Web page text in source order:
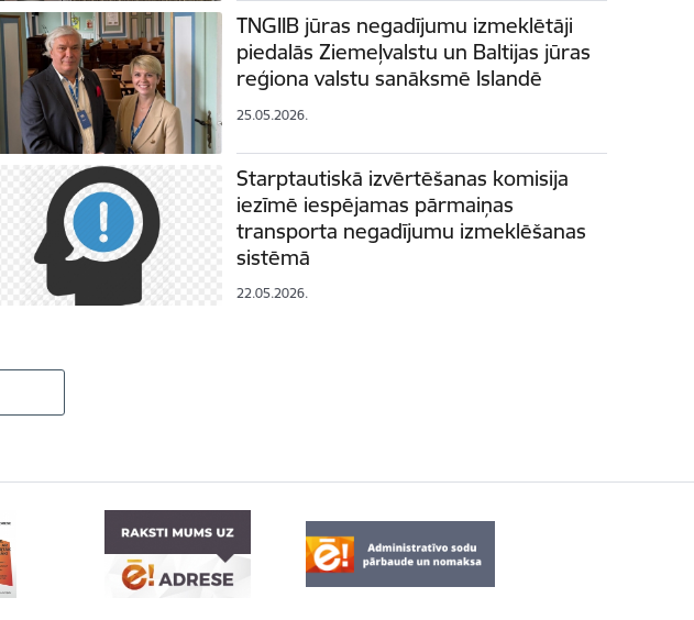
TNGIIB jūras negadījumu izmeklētāji
piedalās Ziemeļvalstu un Baltijas jūras
reģiona valstu sanāksmē Islandē
25.05.2026.
Starptautiskā izvērtēšanas komisija
iezīmē iespējamas pārmaiņas
transporta negadījumu izmeklēšanas
sistēmā
22.05.2026.